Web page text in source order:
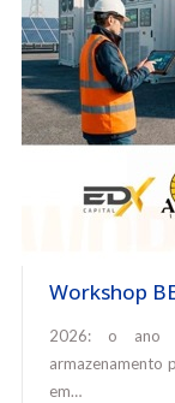
Workshop
2026: o ano
armazenamento
em…